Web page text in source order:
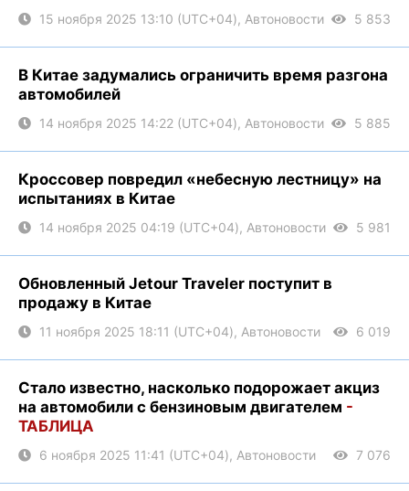
15 ноября 2025 13:10 (UTC+04), Автоновости 5 853
В Китае задумались ограничить время разгона
автомобилей
14 ноября 2025 14:22 (UTC+04), Автоновости 5 885
Кроссовер повредил «небесную лестницу» на
испытаниях в Китае
14 ноября 2025 04:19 (UTC+04), Автоновости 5 981
Обновленный Jetour Traveler поступит в
продажу в Китае
11 ноября 2025 18:11 (UTC+04), Автоновости 6 019
Стало известно, насколько подорожает акциз
на автомобили с бензиновым двигателем -
ТАБЛИЦА
6 ноября 2025 11:41 (UTC+04), Автоновости 7 076